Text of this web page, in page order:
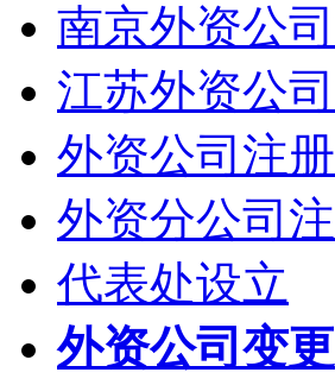
南京外资公
江苏外资公
外资公司注
外资分公司
代表处设立
外资公司变更